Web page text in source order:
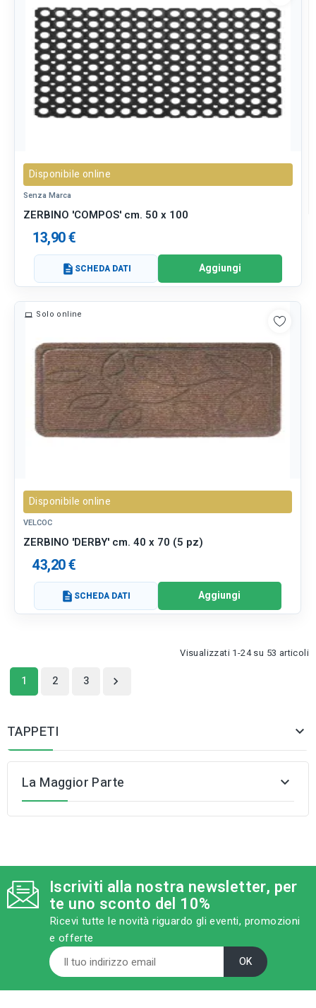
Disponibile online
Senza Marca
ZERBINO 'COMPOS' cm. 50 x 100
13,90 €
description SCHEDA DATI Aggiungi
Solo online
Disponibile online
VELCOC
ZERBINO 'DERBY' cm. 40 x 70 (5 pz)
43,20 €
description SCHEDA DATI Aggiungi
Visualizzati 1-24 su 53 articoli
1 2 3 
TAPPETI 
La Maggior Parte 
Iscriviti alla nostra newsletter, per
te uno sconto del 10%
Ricevi tutte le novità riguardo gli eventi, promozioni
e offerte